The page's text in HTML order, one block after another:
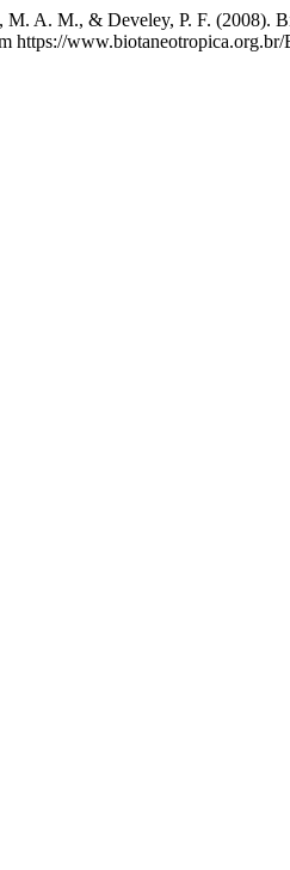
A. M., & Develey, P. F. (2008).
https://